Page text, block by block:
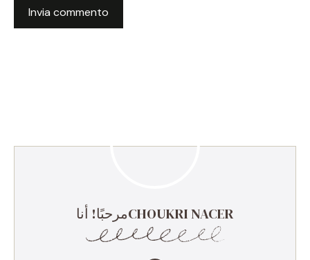
مرحبًا! أناCHOUKRI NACER